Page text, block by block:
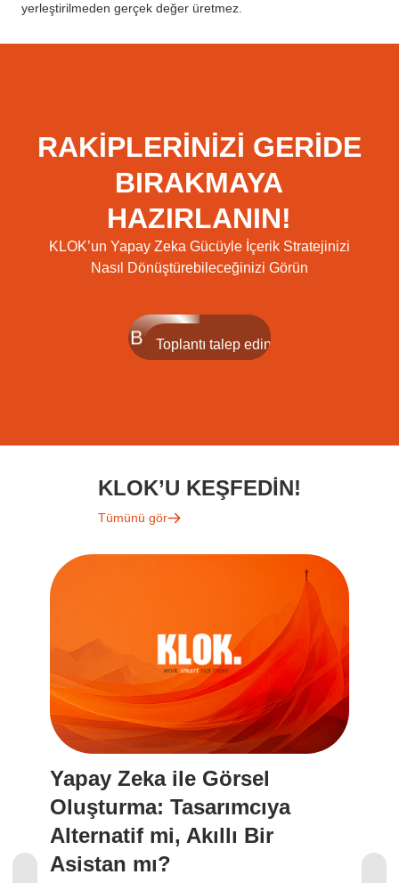
yerleştirilmeden gerçek değer üretmez.
RAKİPLERİNİZİ GERİDE
BIRAKMAYA
HAZIRLANIN!
KLOK’un Yapay Zeka Gücüyle İçerik Stratejinizi
Nasıl Dönüştürebileceğinizi Görün
KLOK’U KEŞFEDİN!
Tümünü gör
Yapay Zeka ile Görsel
Oluşturma: Tasarımcıya
Alternatif mi, Akıllı Bir
Asistan mı?